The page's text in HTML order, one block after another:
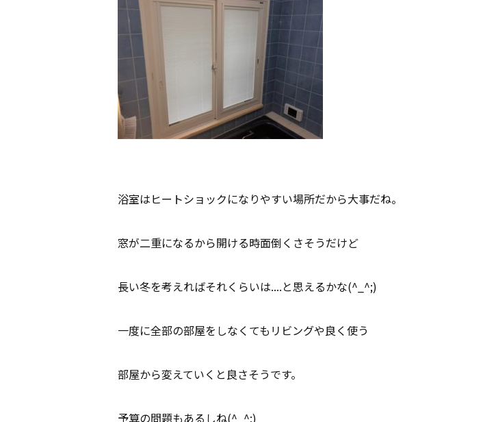
浴室はヒートショックになりやすい場所だから大事だね。
窓が二重になるから開ける時面倒くさそうだけど
長い冬を考えればそれくらいは....と思えるかな(^_^;)
一度に全部の部屋をしなくてもリビングや良く使う
部屋から変えていくと良さそうです。
予算の問題もあるしね(^_^;)